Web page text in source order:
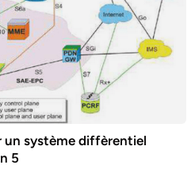
système diffèrentiel
5